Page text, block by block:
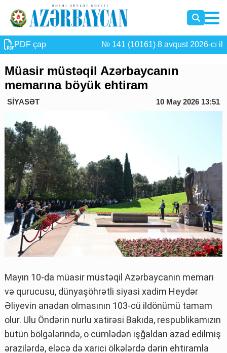
PDF çap № 141 (10161) 8 avqust 2026-cı il
Müasir müstəqil Azərbaycanın
memarına böyük ehtiram
SİYASƏT 10 May 2026 13:51
Mayın 10-da müasir müstəqil Azərbaycanın memarı
və qurucusu, dünyaşöhrətli siyasi xadim Heydər
Əliyevin anadan olmasının 103-cü ildönümü tamam
olur. Ulu Öndərin nurlu xatirəsi Bakıda, respublikamızın
bütün bölgələrində, o cümlədən işğaldan azad edilmiş
ərazilərdə, eləcə də xarici ölkələrdə dərin ehtiramla